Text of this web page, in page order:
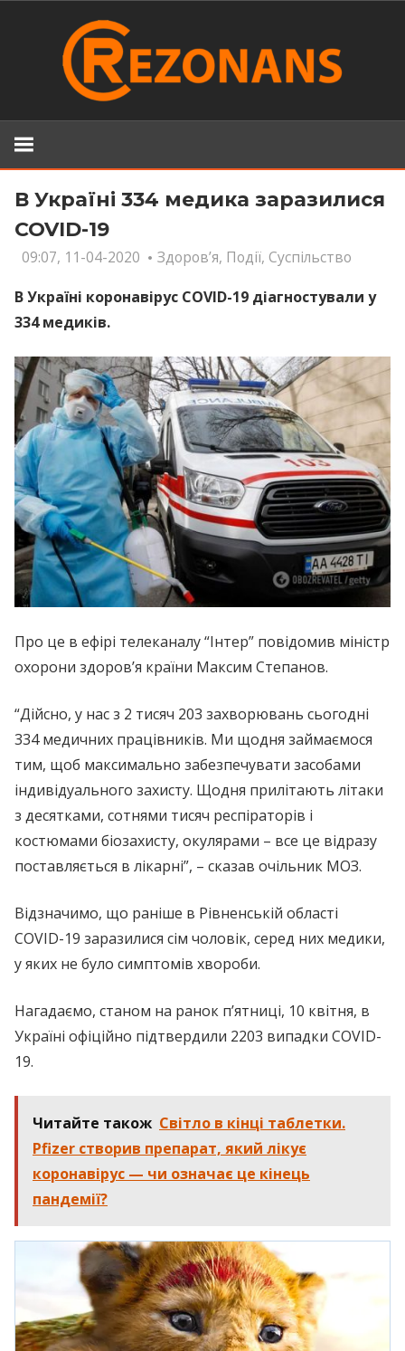
В Україні 334 медика заразилися
COVID-19
09:07, 11-04-2020 Здоров’я, Події, Суспільство
В Україні коронавірус COVID-19 діагностували у
334 медиків.
Про це в ефірі телеканалу “Інтер” повідомив міністр
охорони здоров’я країни Максим Степанов.
“Дійсно, у нас з 2 тисяч 203 захворювань сьогодні
334 медичних працівників. Ми щодня займаємося
тим, щоб максимально забезпечувати засобами
індивідуального захисту. Щодня прилітають літаки
з десятками, сотнями тисяч респіраторів і
костюмами біозахисту, окулярами – все це відразу
поставляється в лікарні”, – сказав очільник МОЗ.
Відзначимо, що раніше в Рівненській області
COVID-19 заразилися сім чоловік, серед них медики,
у яких не було симптомів хвороби.
Нагадаємо, станом на ранок п’ятниці, 10 квітня, в
Україні офіційно підтвердили 2203 випадки COVID-
19.
Читайте також Світло в кінці таблетки.
Pfizer створив препарат, який лікує
коронавірус — чи означає це кінець
пандемії?